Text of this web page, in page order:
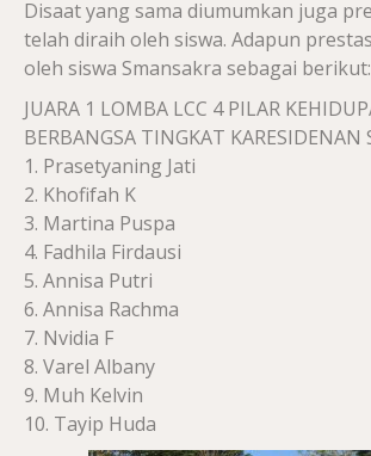
Disaat yang sama diumumkan juga
telah diraih oleh siswa. Adapun
oleh siswa Smansakra sebagai berikut:
JUARA 1 LOMBA LCC 4 PILAR
BERBANGSA TINGKAT KARESIDENAN
1. Prasetyaning Jati
2. Khofifah K
3. Martina Puspa
4. Fadhila Firdausi
5. Annisa Putri
6. Annisa Rachma
7. Nvidia F
8. Varel Albany
9. Muh Kelvin
10. Tayip Huda